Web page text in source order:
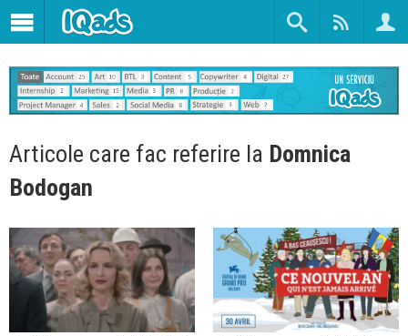
Articole care fac referire la Domnica
Bodogan